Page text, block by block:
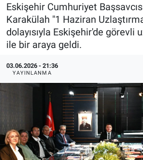
Eskişehir Cumhuriyet
Karakülah "1 Haziran
dolayısıyla Eskişehir'de görevli
ile bir araya geldi.
03.06.2026 - 21:36
YAYINLANMA
Sağlık
Alış-Veriş/İş dünyası
Ekonomi
Kültür Sanat
Politika
Bilecik
Kütahya
Gezi
Haber Arşivi